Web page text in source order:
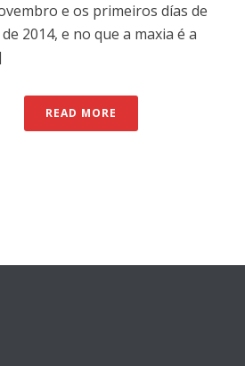
e os primeiros días de
2014, e no que a maxia é a
READ MORE